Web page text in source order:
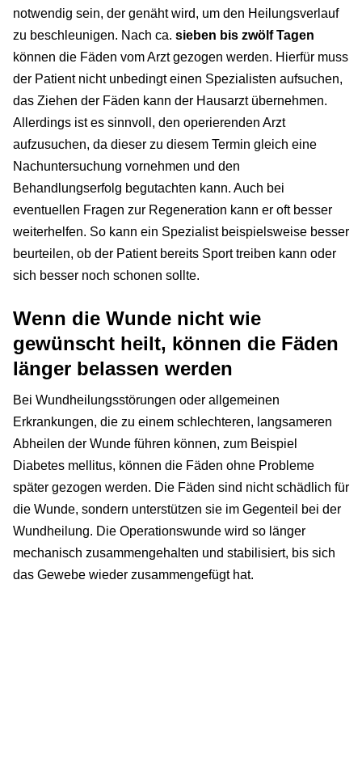
notwendig sein, der genäht wird, um den Heilungsverlauf
zu beschleunigen. Nach ca. sieben bis zwölf Tagen
können die Fäden vom Arzt gezogen werden. Hierfür muss
der Patient nicht unbedingt einen Spezialisten aufsuchen,
das Ziehen der Fäden kann der Hausarzt übernehmen.
Allerdings ist es sinnvoll, den operierenden Arzt
aufzusuchen, da dieser zu diesem Termin gleich eine
Nachuntersuchung vornehmen und den
Behandlungserfolg begutachten kann. Auch bei
eventuellen Fragen zur Regeneration kann er oft besser
weiterhelfen. So kann ein Spezialist beispielsweise besser
beurteilen, ob der Patient bereits Sport treiben kann oder
sich besser noch schonen sollte.
Wenn die Wunde nicht wie
gewünscht heilt, können die Fäden
länger belassen werden
Bei Wundheilungsstörungen oder allgemeinen
Erkrankungen, die zu einem schlechteren, langsameren
Abheilen der Wunde führen können, zum Beispiel
Diabetes mellitus, können die Fäden ohne Probleme
später gezogen werden. Die Fäden sind nicht schädlich für
die Wunde, sondern unterstützen sie im Gegenteil bei der
Wundheilung. Die Operationswunde wird so länger
mechanisch zusammengehalten und stabilisiert, bis sich
das Gewebe wieder zusammengefügt hat.